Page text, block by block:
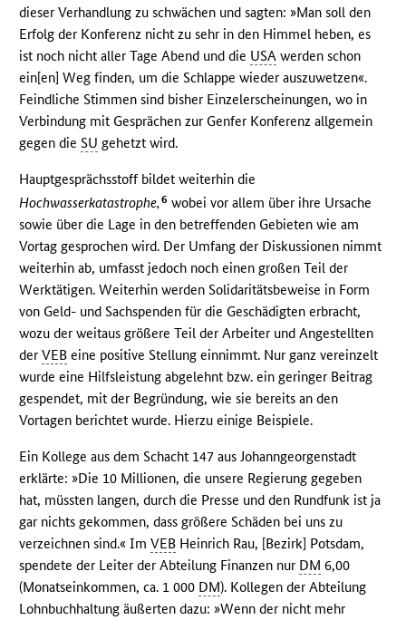
dieser Verhandlung zu schwächen und sagten: »Man soll den
Erfolg der Konferenz nicht zu sehr in den Himmel heben, es
ist noch nicht aller Tage Abend und die USA werden schon
ein[en] Weg finden, um die Schlappe wieder auszuwetzen«.
Feindliche Stimmen sind bisher Einzelerscheinungen, wo in
Verbindung mit Gesprächen zur Genfer Konferenz allgemein
gegen dieSU gehetzt wird.
Hauptgesprächsstoff bildet weiterhin die
Hochwasserkatastrophe, 6 wobei vor allem über ihre Ursache
sowie über die Lage in den betreffenden Gebieten wie am
Vortag gesprochen wird. Der Umfang der Diskussionen nimmt
weiterhin ab, umfasst jedoch noch einen großen Teil der
Werktätigen. Weiterhin werden Solidaritätsbeweise in Form
von Geld- und Sachspenden für die Geschädigten erbracht,
wozu der weitaus größere Teil der Arbeiter und Angestellten
derVEB eine positive Stellung einnimmt. Nur ganz vereinzelt
wurde eine Hilfsleistung abgelehnt bzw. ein geringer Beitrag
gespendet, mit der Begründung, wie sie bereits an den
Vortagen berichtet wurde. Hierzu einige Beispiele.
Ein Kollege aus dem Schacht 147 aus Johanngeorgenstadt
erklärte: »Die 10 Millionen, die unsere Regierung gegeben
hat, müssten langen, durch die Presse und den Rundfunk ist ja
gar nichts gekommen, dass größere Schäden bei uns zu
verzeichnen sind.« ImVEB Heinrich Rau, [Bezirk] Potsdam,
spendete der Leiter der Abteilung Finanzen nur DM 6,00
(Monatseinkommen, ca. 1 000 DM). Kollegen der Abteilung
Lohnbuchhaltung äußerten dazu: »Wenn der nicht mehr